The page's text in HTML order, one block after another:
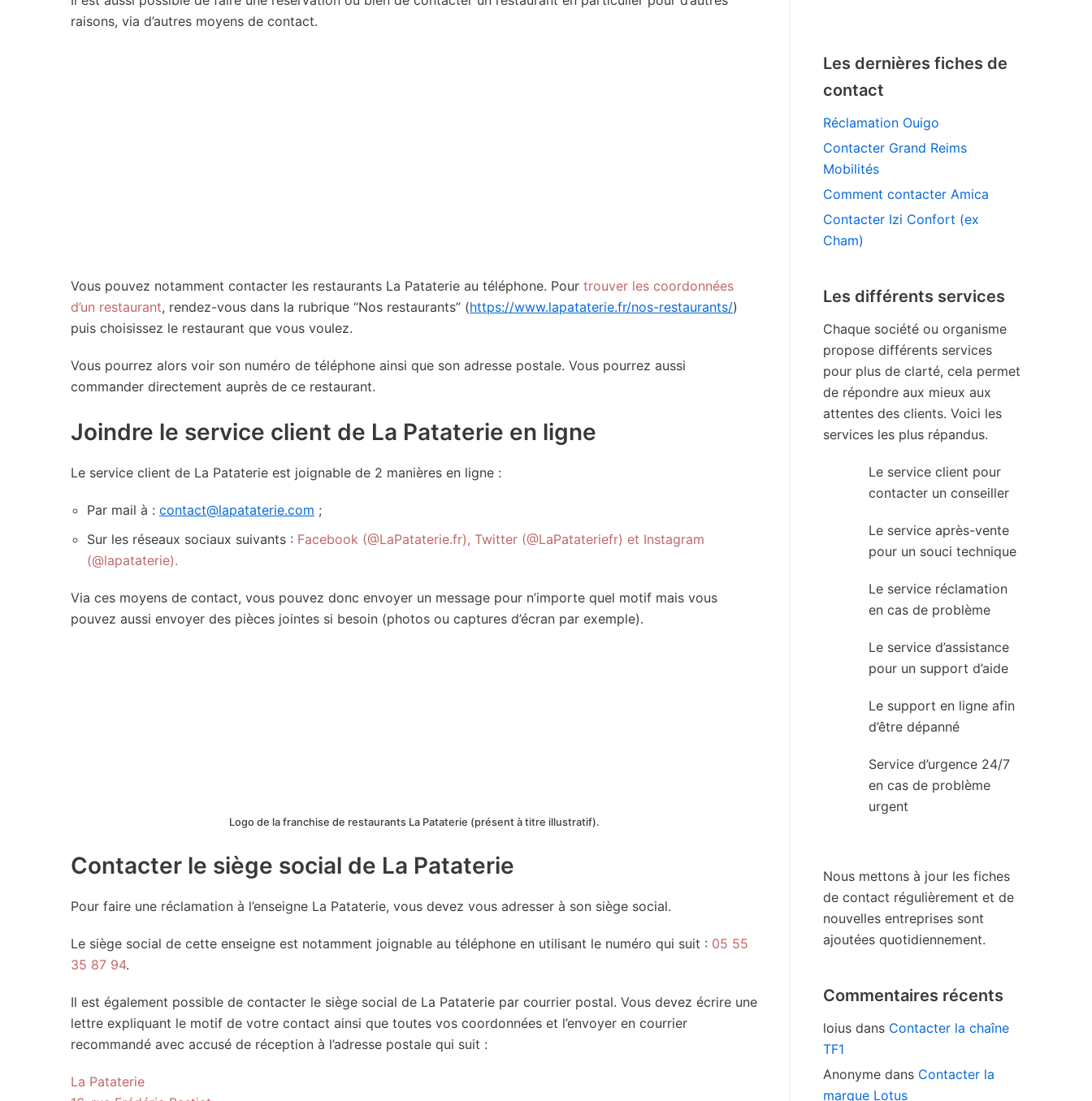
raisons, via d’autres moyens de contact.
Vous pouvez notamment contacter les restaurants La Pataterie au téléphone. Pour trouver les coordonnées
d’un restaurant, rendez-vous dans la rubrique “Nos restaurants” (https://www.lapataterie.fr/nos-restaurants/)
puis choisissez le restaurant que vous voulez.
Vous pourrez alors voir son numéro de téléphone ainsi que son adresse postale. Vous pourrez aussi
commander directement auprès de ce restaurant.
Joindre le service client de La Pataterie en ligne
Le service client de La Pataterie est joignable de 2 manières en ligne :
Par mail à : contact@lapataterie.com ;
Sur les réseaux sociaux suivants : Facebook (@LaPataterie.fr), Twitter (@LaPatateriefr) et Instagram
(@lapataterie).
Via ces moyens de contact, vous pouvez donc envoyer un message pour n’importe quel motif mais vous
pouvez aussi envoyer des pièces jointes si besoin (photos ou captures d’écran par exemple).
Logo de la franchise de restaurants La Pataterie (présent à titre illustratif).
Contacter le siège social de La Pataterie
Pour faire une réclamation à l’enseigne La Pataterie, vous devez vous adresser à son siège social.
Le siège social de cette enseigne est notamment joignable au téléphone en utilisant le numéro qui suit : 05 55
35 87 94.
Il est également possible de contacter le siège social de La Pataterie par courrier postal. Vous devez écrire une
lettre expliquant le motif de votre contact ainsi que toutes vos coordonnées et l’envoyer en courrier
recommandé avec accusé de réception à l’adresse postale qui suit :
La Pataterie
Les dernières fiches de
contact
Réclamation Ouigo
Contacter Grand Reims
Mobilités
Comment contacter Amica
Contacter Izi Confort (ex
Cham)
Les différents services
Chaque société ou organisme
propose différents services
pour plus de clarté, cela permet
de répondre aux mieux aux
attentes des clients. Voici les
services les plus répandus.
Le service client pour
contacter un conseiller
Le service après-vente
pour un souci technique
Le service réclamation
en cas de problème
Le service d’assistance
pour un support d’aide
Le support en ligne afin
d’être dépanné
Service d’urgence 24/7
en cas de problème
urgent
Nous mettons à jour les fiches
de contact régulièrement et de
nouvelles entreprises sont
ajoutées quotidiennement.
Commentaires récents
loius dans Contacter la chaîne
TF1
Anonyme dans Contacter la
marque Lotus